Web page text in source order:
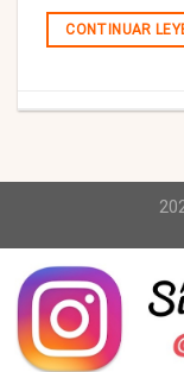
CONTINUAR